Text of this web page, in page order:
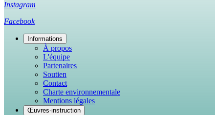
Instagram
Facebook
Informations
À propos
L'équipe
Partenaires
Soutien
Contact
Charte environnementale
Mentions légales
Œuvres-instruction